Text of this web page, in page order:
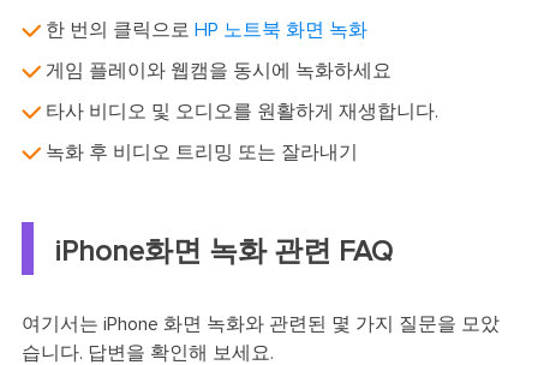
한 번의 클릭으로 HP 노트북 화면 녹화
게임 플레이와 웹캠을 동시에 녹화하세요
타사 비디오 및 오디오를 원활하게 재생합니다.
녹화 후 비디오 트리밍 또는 잘라내기
iPhone화면 녹화 관련 FAQ
여기서는 iPhone 화면 녹화와 관련된 몇 가지 질문을 모았
습니다. 답변을 확인해 보세요.